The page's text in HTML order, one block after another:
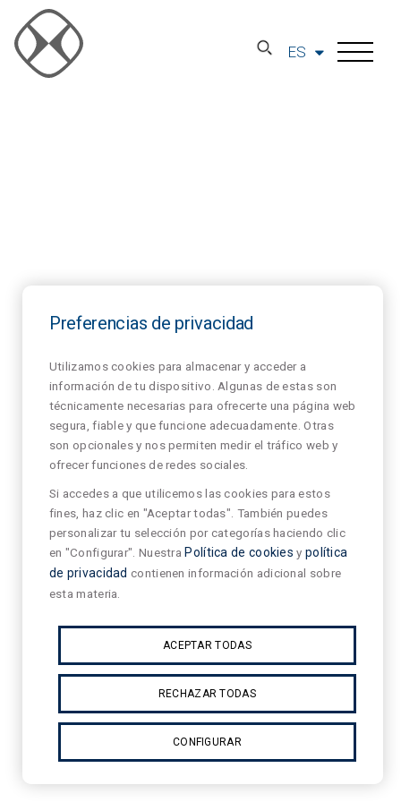
ES
Preferencias de privacidad
Utilizamos cookies para almacenar y acceder a
información de tu dispositivo. Algunas de estas son
técnicamente necesarias para ofrecerte una página web
segura, fiable y que funcione adecuadamente. Otras
son opcionales y nos permiten medir el tráfico web y
ofrecer funciones de redes sociales.
Si accedes a que utilicemos las cookies para estos
fines, haz clic en "Aceptar todas". También puedes
personalizar tu selección por categorías haciendo clic
en "Configurar". Nuestra Política de cookies y política
de privacidad contienen información adicional sobre
esta materia.
ACEPTAR TODAS
RECHAZAR TODAS
CONFIGURAR